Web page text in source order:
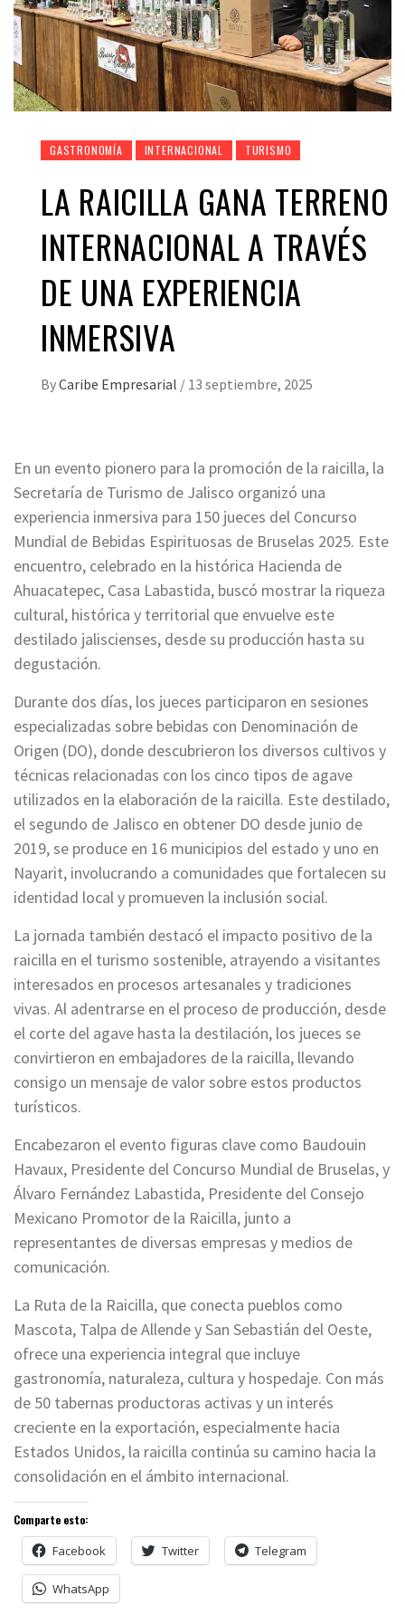
GASTRONOMÍA INTERNACIONAL TURISMO
LA RAICILLA GANA TERRENO
INTERNACIONAL A TRAVÉS
DE UNA EXPERIENCIA
INMERSIVA
ByCaribe Empresarial / 13 septiembre, 2025
En un evento pionero para la promoción de la raicilla, la
Secretaría de Turismo de Jalisco organizó una
experiencia inmersiva para 150 jueces del Concurso
Mundial de Bebidas Espirituosas de Bruselas 2025. Este
encuentro, celebrado en la histórica Hacienda de
Ahuacatepec, Casa Labastida, buscó mostrar la riqueza
cultural, histórica y territorial que envuelve este
destilado jaliscienses, desde su producción hasta su
degustación.
Durante dos días, los jueces participaron en sesiones
especializadas sobre bebidas con Denominación de
Origen (DO), donde descubrieron los diversos cultivos y
técnicas relacionadas con los cinco tipos de agave
utilizados en la elaboración de la raicilla. Este destilado,
el segundo de Jalisco en obtener DO desde junio de
2019, se produce en 16 municipios del estado y uno en
Nayarit, involucrando a comunidades que fortalecen su
identidad local y promueven la inclusión social.
La jornada también destacó el impacto positivo de la
raicilla en el turismo sostenible, atrayendo a visitantes
interesados en procesos artesanales y tradiciones
vivas. Al adentrarse en el proceso de producción, desde
el corte del agave hasta la destilación, los jueces se
convirtieron en embajadores de la raicilla, llevando
consigo un mensaje de valor sobre estos productos
turísticos.
Encabezaron el evento figuras clave como Baudouin
Havaux, Presidente del Concurso Mundial de Bruselas, y
Álvaro Fernández Labastida, Presidente del Consejo
Mexicano Promotor de la Raicilla, junto a
representantes de diversas empresas y medios de
comunicación.
La Ruta de la Raicilla, que conecta pueblos como
Mascota, Talpa de Allende y San Sebastián del Oeste,
ofrece una experiencia integral que incluye
gastronomía, naturaleza, cultura y hospedaje. Con más
de 50 tabernas productoras activas y un interés
creciente en la exportación, especialmente hacia
Estados Unidos, la raicilla continúa su camino hacia la
consolidación en el ámbito internacional.
Comparte esto:
Facebook Twitter Telegram
WhatsApp